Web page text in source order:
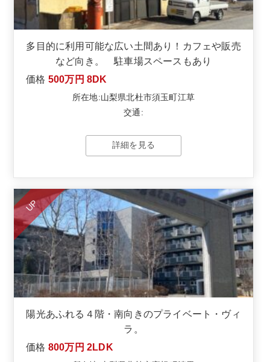
多目的に利用可能な広い土間あり！カフェや販売
など向き。 駐車場スペースもあり
価格 500万円 8DK
所在地:山梨県北杜市須玉町江草
交通:
詳細を見る
UP
陽光あふれる４階・南向きのプライベート・ヴィ
ラ。
価格 800万円 2LDK